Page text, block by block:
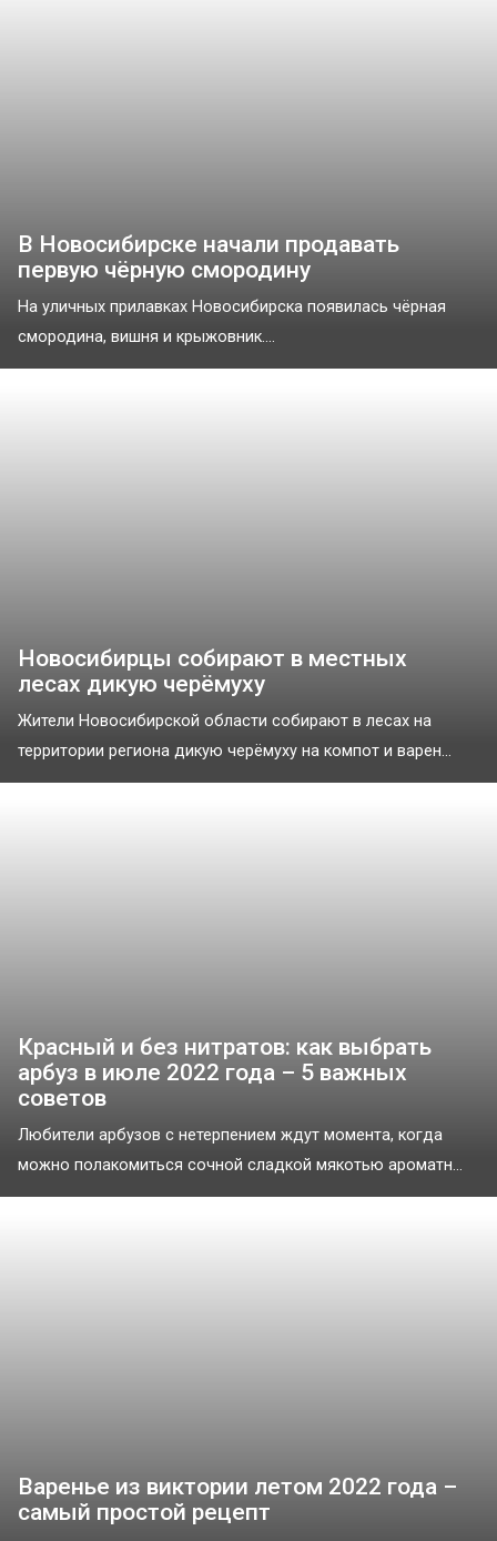
В Новосибирске начали продавать
первую чёрную смородину
На уличных прилавках Новосибирска появилась чёрная
смородина, вишня и крыжовник....
Новосибирцы собирают в местных
лесах дикую черёмуху
Жители Новосибирской области собирают в лесах на
территории региона дикую черёмуху на компот и варен...
Красный и без нитратов: как выбрать
арбуз в июле 2022 года – 5 важных
советов
Любители арбузов с нетерпением ждут момента, когда
можно полакомиться сочной сладкой мякотью ароматн...
Варенье из виктории летом 2022 года –
самый простой рецепт